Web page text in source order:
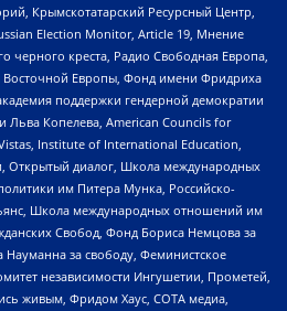
Крымскотатарский Ресурсный Центр,
Election Monitor, Article 19, Мнение
черного креста, Радио Свободная Европа,
Восточной Европы, Фонд имени Фридриха
поддержки гендерной демократии
Копелева, American Councils for
Institute of International Education,
Открытый диалог, Школа международных
им Питера Мунка, Российско-
Школа международных отношений им
Свобод, Фонд Бориса Немцова за
за свободу, Феминистское
независимости Ингушетии, Прометей,
живым, Фридом Хаус, СОТА медиа,